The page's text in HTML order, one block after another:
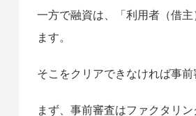
一方で融資は、「利用者（借
ます。
そこをクリアできなければ事
まず、事前審査はファクタリ